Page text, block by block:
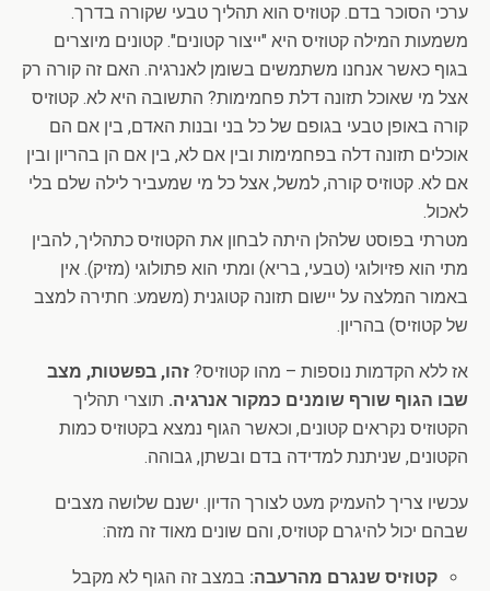
ערכי הסוכר בדם. קטוזיס הוא תהליך טבעי שקורה בדרך.
משמעות המילה קטוזיס היא "ייצור קטונים". קטונים מיוצרים
בגוף כאשר אנחנו משתמשים בשומן לאנרגיה. האם זה קורה רק
אצל מי שאוכל תזונה דלת פחמימות? התשובה היא לא. קטוזיס
קורה באופן טבעי בגופם של כל בני ובנות האדם, בין אם הם
אוכלים תזונה דלה בפחמימות ובין אם לא, בין אם הן בהריון ובין
אם לא. קטוזיס קורה, למשל, אצל כל מי שמעביר לילה שלם בלי
לאכול.
מטרתי בפוסט שלהלן היתה לבחון את הקטוזיס כתהליך, להבין
מתי הוא פזיולוגי (טבעי, בריא) ומתי הוא פתולוגי (מזיק). אין
באמור המלצה על יישום תזונה קטוגנית (משמע: חתירה למצב
של קטוזיס) בהריון.
אז ללא הקדמות נוספות – מהו קטוזיס? זהו, בפשטות, מצב
שבו הגוף שורף שומנים כמקור אנרגיה. תוצרי תהליך
הקטוזיס נקראים קטונים, וכאשר הגוף נמצא בקטוזיס כמות
הקטונים, שניתנת למדידה בדם ובשתן, גבוהה.
עכשיו צריך להעמיק מעט לצורך הדיון. ישנם שלושה מצבים
שבהם יכול להיגרם קטוזיס, והם שונים מאוד זה מזה:
קטוזיס שנגרם מהרעבה: במצב זה הגוף לא מקבל